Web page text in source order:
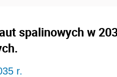
spalinowych w
r.